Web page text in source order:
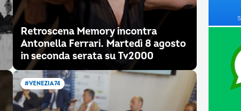
Retroscena Memory incontra
Antonella Ferrari. Martedì 8 agosto
in seconda serata su Tv2000
#VENEZIA74